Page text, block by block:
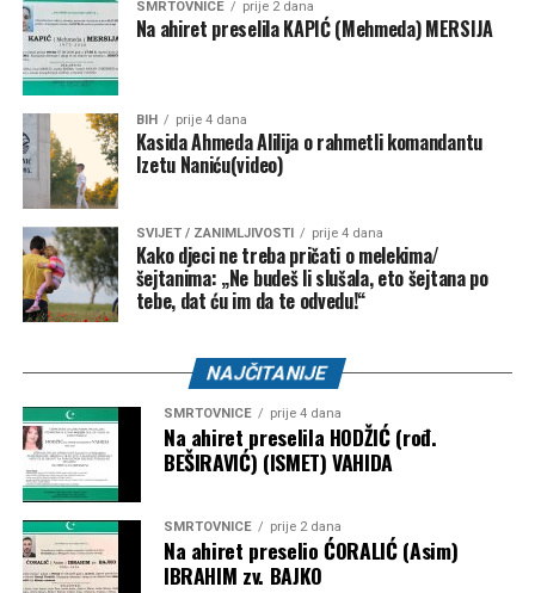
Uprkos podršci iz Bijele kuće, Infantino je posljednjih
mjeseci bio izložen kritikama nakon kontroverznog
poništavanja crvenog kartona američkom reprezentativcu
Folarinu Balogunu tokom Svjetskog prvenstva. Trump je
kasnije potvrdio da je lično razgovarao s Infantinom i tražio
reviziju odluke.
Zanimljivo je da Trump ovu ideju promoviše u trenutku kada
njegova administracija ima zategnute odnose s
Ujedinjenim nacijama. Od povratka u Bijelu kuću, SAD je
smanjio finansijska izdvajanja za UN te se povukao iz
Vijeća za ljudska prava UN-a.
Ukoliko Infantino ipak odluči ostati u svijetu sporta, već u
martu 2027. godine očekuju ga izbori za četvrti mandat na
čelu FIFA-e. U tom slučaju vodio bi organizaciju Svjetskog
prvenstva za žene u Brazilu 2027. godine, kao i
historijskog Mundijala 2030., koji će biti održan na tri
kontinenta i u šest država.
SMRTOVNICE prije 2 dana
Na ahiret preselila KAPIĆ (Mehmeda) MERSIJA
BIH prije 4 dana
Kasida Ahmeda Alilija o rahmetli komandantu
Izetu Naniću(video)
SVIJET / ZANIMLJIVOSTI prije 4 dana
Kako djeci ne treba pričati o melekima/
šejtanima: „Ne budeš li slušala, eto šejtana po
tebe, dat ću im da te odvedu!“
NAJČITANIJE
SMRTOVNICE prije 4 dana
Na ahiret preselila HODŽIĆ (rođ.
BEŠIRAVIĆ) (ISMET) VAHIDA
SMRTOVNICE prije 2 dana
Na ahiret preselio ĆORALIĆ (Asim)
IBRAHIM zv. BAJKO